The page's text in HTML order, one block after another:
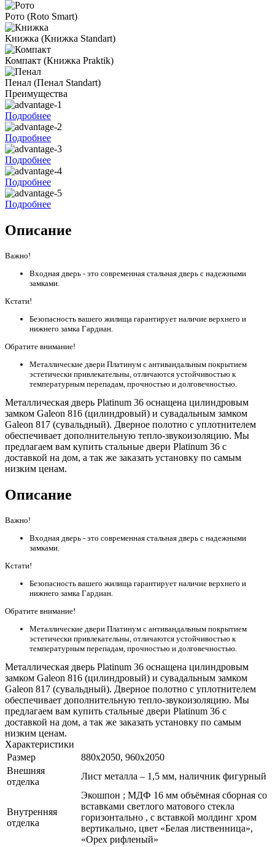
Рото (Roto Smart)
Книжка (Книжка Standart)
Компакт (Книжка Praktik)
Пенал (Пенал Standart)
Преимущества
Подробнее
Подробнее
Подробнее
Подробнее
Подробнее
Описание
Важно!
Входная дверь - это современная стальная дверь с надежными
замками.
Кстати!
Безопасность вашего жилища гарантирует наличие верхнего и
нижнего замка Гардиан.
Обратите внимание!
Металлические двери Платинум с антивандальным покрытием
эстетически привлекательны, отличаются устойчивостью к
температурным перепадам, прочностью и долговечностью.
Металлическая дверь Platinum 36 оснащена цилиндровым
замком Galeon 816 (цилиндровый) и сувадальным замком
Galeon 817 (сувальдный). Дверное полотно с уплотнителем
обеспечивает дополнительную тепло-звукоизоляцию. Мы
предлагаем вам купить стальные двери Platinum 36 с
доставкой на дом, а так же заказать установку по самым
низким ценам.
Описание
Важно!
Входная дверь - это современная стальная дверь с надежными
замками.
Кстати!
Безопасность вашего жилища гарантирует наличие верхнего и
нижнего замка Гардиан.
Обратите внимание!
Металлические двери Платинум с антивандальным покрытием
эстетически привлекательны, отличаются устойчивостью к
температурным перепадам, прочностью и долговечностью.
Металлическая дверь Platinum 36 оснащена цилиндровым
замком Galeon 816 (цилиндровый) и сувадальным замком
Galeon 817 (сувальдный). Дверное полотно с уплотнителем
обеспечивает дополнительную тепло-звукоизоляцию. Мы
предлагаем вам купить стальные двери Platinum 36 с
доставкой на дом, а так же заказать установку по самым
низким ценам.
Характеристики
Размер
880x2050, 960x2050
Внешняя
отделка
Лист металла – 1,5 мм, наличник фигурный
Внутренняя
отделка
Экошпон ; МДФ 16 мм объёмная сборная со
вставками светлого матового стекла
горизонтально , с вставкой молдинг хром
вертикально, цвет «Белая лиственница»,
«Орех рифленый»